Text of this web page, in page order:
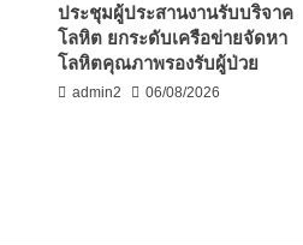
ประชุมผู้ประสานงานรับบริจาค
โลหิต ยกระดับเครือข่ายจัดหา
โลหิตคุณภาพรองรับผู้ป่วย
admin2 06/08/2026